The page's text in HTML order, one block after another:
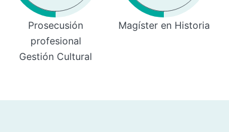
Prosecusión
profesional
Gestión Cultural
Magíster en Historia